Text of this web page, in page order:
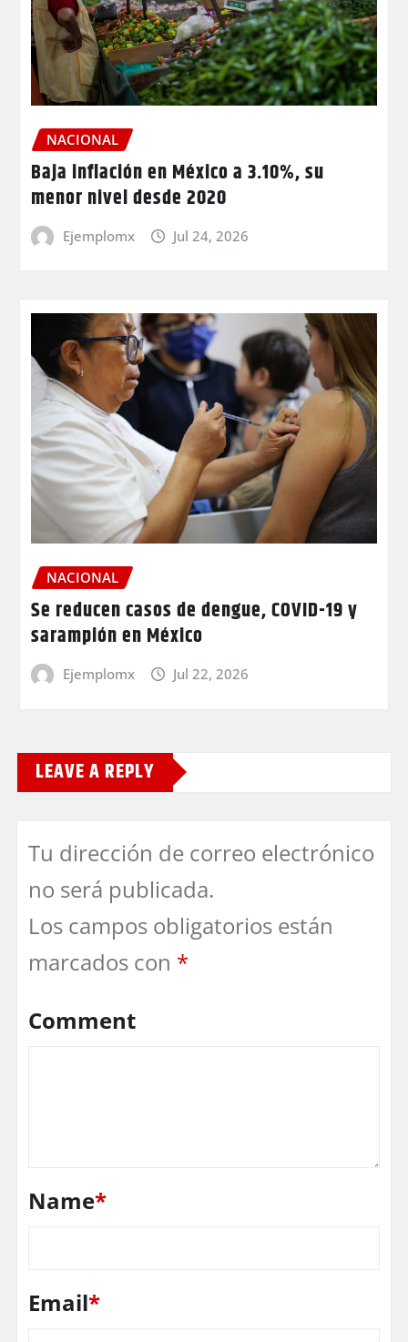
NACIONAL
Baja inflación en México a 3.10%, su
menor nivel desde 2020
Ejemplomx Jul 24, 2026
NACIONAL
Se reducen casos de dengue, COVID-19 y
sarampión en México
Ejemplomx Jul 22, 2026
LEAVE A REPLY
Tu dirección de correo electrónico
no será publicada.
Los campos obligatorios están
marcados con *
Comment
Name*
Email*